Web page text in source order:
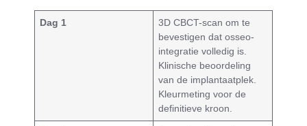
Dag 1
3D CBCT-scan om te
bevestigen dat osseo-
integratie volledig is.
Klinische beoordeling
van de implantaatplek.
Kleurmeting voor de
definitieve kroon.